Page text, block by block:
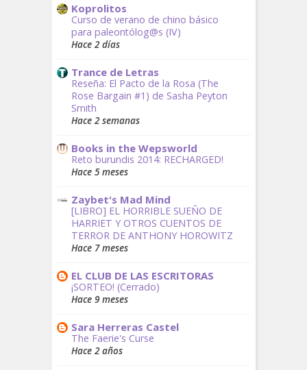
Koprolitos
Curso de verano de chino básico
para paleontólog@s (IV)
Hace 2 días
Trance de Letras
Reseña: El Pacto de la Rosa (The
Rose Bargain #1) de Sasha Peyton
Smith
Hace 2 semanas
Books in the Wepsworld
Reto burundis 2014: RECHARGED!
Hace 5 meses
Zaybet's Mad Mind
[LIBRO] EL HORRIBLE SUEÑO DE
HARRIET Y OTROS CUENTOS DE
TERROR DE ANTHONY HOROWITZ
Hace 7 meses
EL CLUB DE LAS ESCRITORAS
¡SORTEO! (Cerrado)
Hace 9 meses
Sara Herreras Castel
The Faerie's Curse
Hace 2 años